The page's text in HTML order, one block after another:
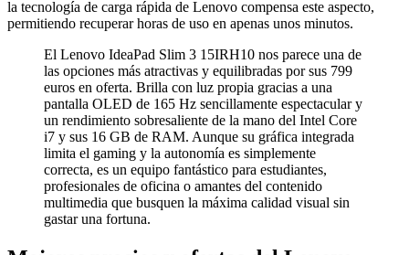
la tecnología de carga rápida de Lenovo compensa este aspecto,
permitiendo recuperar horas de uso en apenas unos minutos.
El Lenovo IdeaPad Slim 3 15IRH10 nos parece una de
las opciones más atractivas y equilibradas por sus 799
euros en oferta. Brilla con luz propia gracias a una
pantalla OLED de 165 Hz sencillamente espectacular y
un rendimiento sobresaliente de la mano del Intel Core
i7 y sus 16 GB de RAM. Aunque su gráfica integrada
limita el gaming y la autonomía es simplemente
correcta, es un equipo fantástico para estudiantes,
profesionales de oficina o amantes del contenido
multimedia que busquen la máxima calidad visual sin
gastar una fortuna.